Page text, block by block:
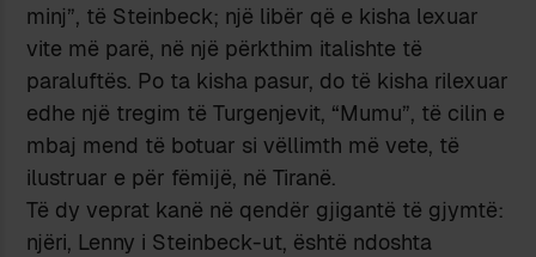
minj”, të Steinbeck; një libër që e kisha lexuar
vite më parë, në një përkthim italishte të
paraluftës. Po ta kisha pasur, do të kisha rilexuar
edhe një tregim të Turgenjevit, “Mumu”, të cilin e
mbaj mend të botuar si vëllimth më vete, të
ilustruar e për fëmijë, në Tiranë.
Të dy veprat kanë në qendër gjigantë të gjymtë:
njëri, Lenny i Steinbeck-ut, është ndoshta